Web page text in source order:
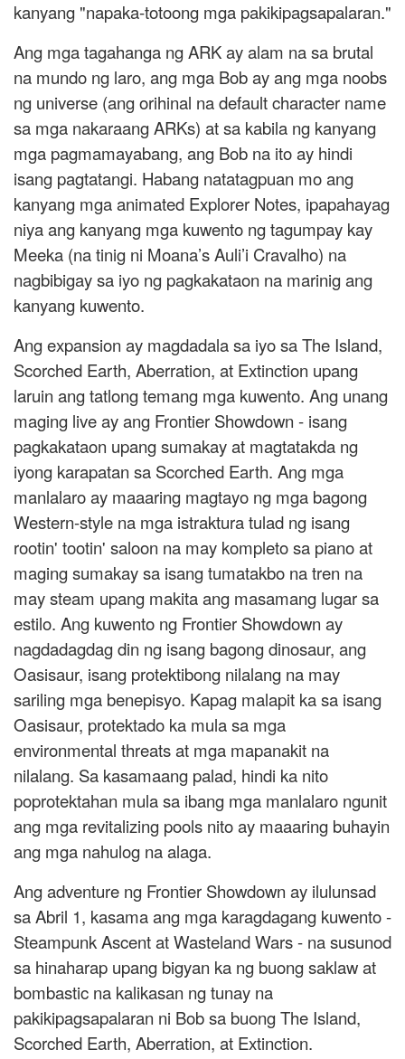
kanyang "napaka-totoong mga pakikipagsapalaran."
Ang mga tagahanga ng ARK ay alam na sa brutal
na mundo ng laro, ang mga Bob ay ang mga noobs
ng universe (ang orihinal na default character name
sa mga nakaraang ARKs) at sa kabila ng kanyang
mga pagmamayabang, ang Bob na ito ay hindi
isang pagtatangi. Habang natatagpuan mo ang
kanyang mga animated Explorer Notes, ipapahayag
niya ang kanyang mga kuwento ng tagumpay kay
Meeka (na tinig ni Moana’s Auli’i Cravalho) na
nagbibigay sa iyo ng pagkakataon na marinig ang
kanyang kuwento.
Ang expansion ay magdadala sa iyo sa The Island,
Scorched Earth, Aberration, at Extinction upang
laruin ang tatlong temang mga kuwento. Ang unang
maging live ay ang Frontier Showdown - isang
pagkakataon upang sumakay at magtatakda ng
iyong karapatan sa Scorched Earth. Ang mga
manlalaro ay maaaring magtayo ng mga bagong
Western-style na mga istraktura tulad ng isang
rootin' tootin' saloon na may kompleto sa piano at
maging sumakay sa isang tumatakbo na tren na
may steam upang makita ang masamang lugar sa
estilo. Ang kuwento ng Frontier Showdown ay
nagdadagdag din ng isang bagong dinosaur, ang
Oasisaur, isang protektibong nilalang na may
sariling mga benepisyo. Kapag malapit ka sa isang
Oasisaur, protektado ka mula sa mga
environmental threats at mga mapanakit na
nilalang. Sa kasamaang palad, hindi ka nito
poprotektahan mula sa ibang mga manlalaro ngunit
ang mga revitalizing pools nito ay maaaring buhayin
ang mga nahulog na alaga.
Ang adventure ng Frontier Showdown ay ilulunsad
sa Abril 1, kasama ang mga karagdagang kuwento -
Steampunk Ascent at Wasteland Wars - na susunod
sa hinaharap upang bigyan ka ng buong saklaw at
bombastic na kalikasan ng tunay na
pakikipagsapalaran ni Bob sa buong The Island,
Scorched Earth, Aberration, at Extinction.